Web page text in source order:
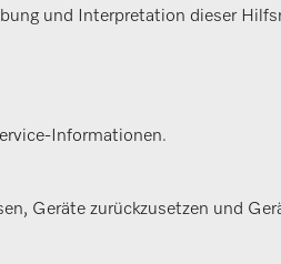
und Interpretation dieser
Informationen.
Geräte zurückzusetzen und